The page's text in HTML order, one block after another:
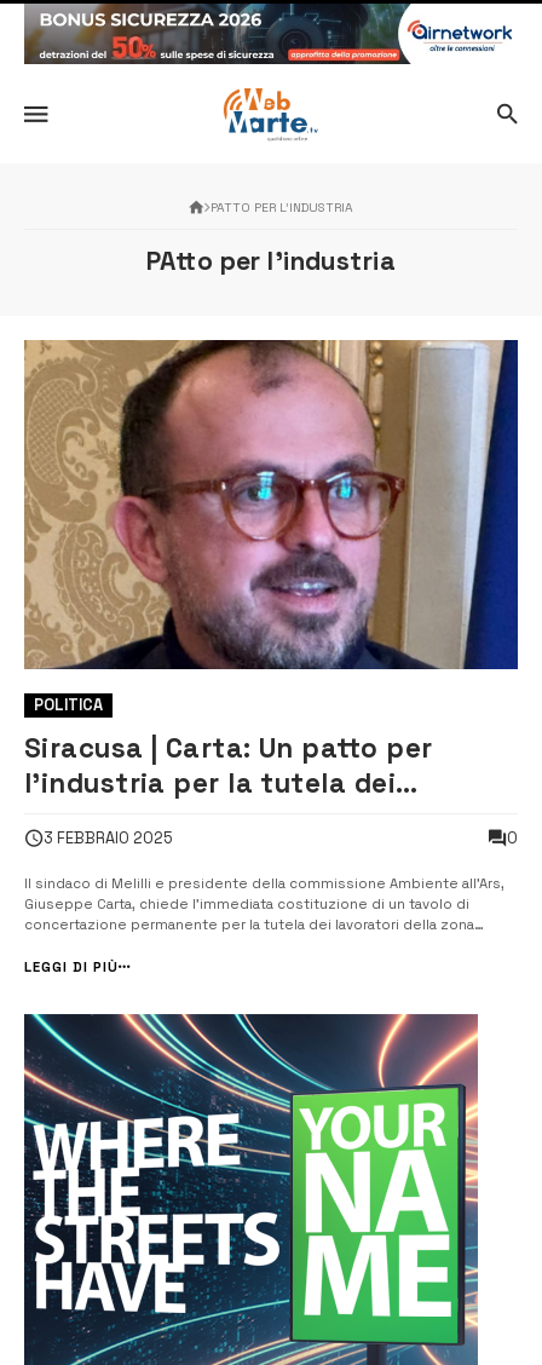
PATTO PER L’INDUSTRIA
PAtto per l’industria
POLITICA
Siracusa | Carta: Un patto per
l’industria per la tutela dei
3 FEBBRAIO 2025 0
Il sindaco di Melilli e presidente della commissione Ambiente all’Ars,
Giuseppe Carta, chiede l’immediata costituzione di un tavolo di
concertazione permanente per la tutela dei lavoratori della zona
petrolchimico siracusano. Il recente annuncio di Sasol di voler
LEGGI DI PIÙ